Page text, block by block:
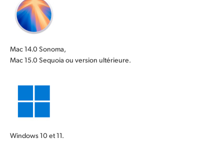
Mac 14.0 Sonoma,
Mac 15.0 Sequoia ou version ultérieure.
Windows 10 et 11.